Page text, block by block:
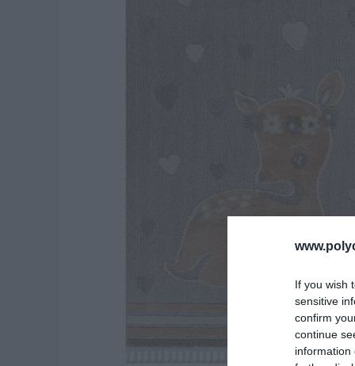
If you wish
sensitive
confirm
continue
information